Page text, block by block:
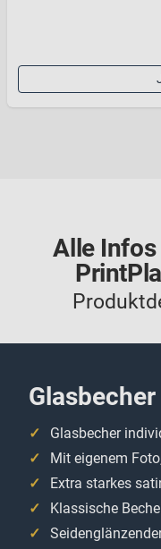
Alle
Glasbecher
Glasbecher
Mit eigenem
Extra starkes
Klassische